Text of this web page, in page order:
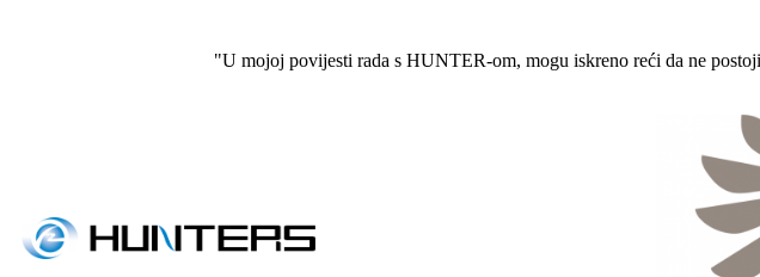
"U mojoj povijesti rada s HUNTER-om, mogu iskreno reći da ne